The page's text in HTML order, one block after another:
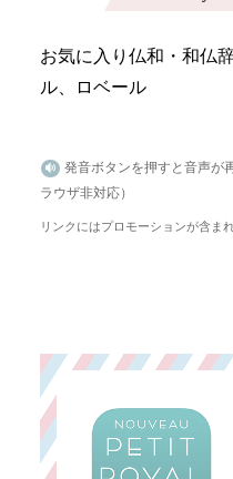
お気に入り仏和・和仏
ル、ロベール
発音ボタンを押すと音声が
ラウザ非対応）
リンクにはプロモーションが含ま